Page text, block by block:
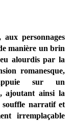
personnages
manière un brin
alourdis par la
romanesque,
sur un
ajoutant ainsi la
souffle narratif et
irremplaçable